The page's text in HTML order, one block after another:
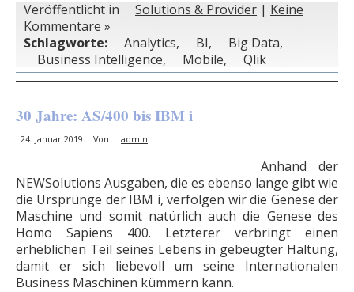
Veröffentlicht in Solutions & Provider | Keine
Kommentare »
Schlagworte:
Analytics, BI, Big Data,
Business Intelligence, Mobile, Qlik
30 Jahre: AS/400 bis IBM i
24. Januar 2019 | Von admin
Anhand der
NEWSolutions Ausgaben, die es ebenso lange gibt wie
die Ursprünge der IBM i, verfolgen wir die Genese der
Maschine und somit natürlich auch die Genese des
Homo Sapiens 400. Letzterer verbringt einen
erheblichen Teil seines Lebens in gebeugter Haltung,
damit er sich liebevoll um seine Internationalen
Business Maschinen kümmern kann.